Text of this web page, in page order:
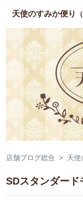
天使のすみか便り
店舗ブログ総合 天使
SDスタンダー